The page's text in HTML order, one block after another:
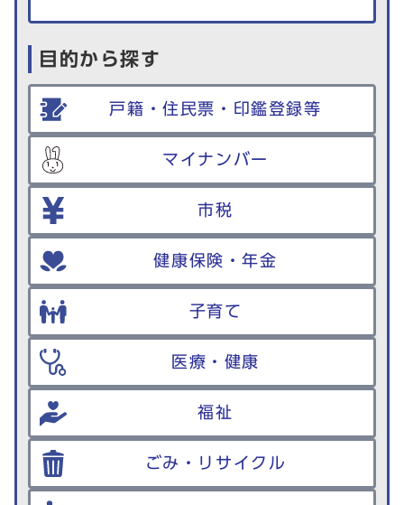
目的から探す
戸籍・住民票・印鑑登録等
マイナンバー
市税
健康保険・年金
子育て
医療・健康
福祉
ごみ・リサイクル